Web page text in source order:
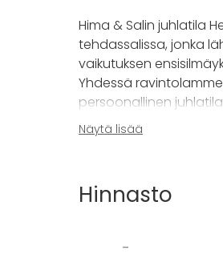
Hima & Salin juhlatila
tehdassalissa, jonka
vaikutuksen
Yhdessä
persoonallinen
Etsitpä hääpaikkaa,
puitteet, joissa juhlat
Juhlasalin avara
Näytä lisää
Hinnasto
-